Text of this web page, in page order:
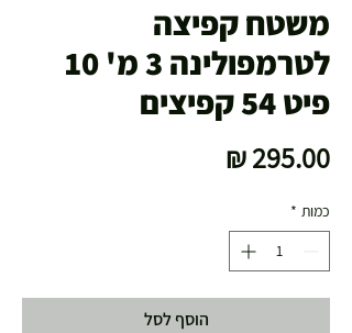
משטח קפיצה
לטרמפולינה 3 מ' 10
פיט 54 קפיצים
כמות *
הוסף לסל